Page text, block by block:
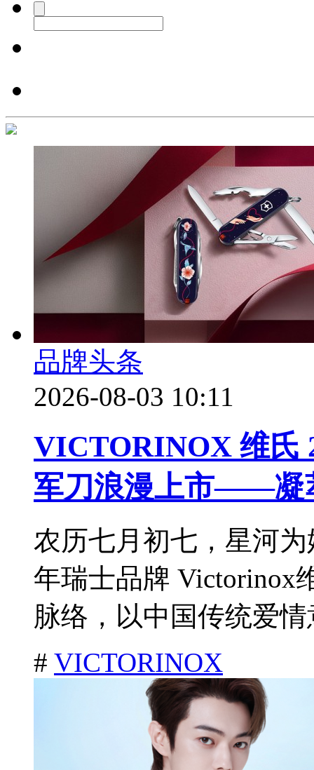
品牌头条
2026-08-03 10:11
VICTORINOX 维氏
军刀浪漫上市——凝
农历七月初七，星河
年瑞士品牌 Victorinox
脉络，以中国传统爱情
# VICTORINOX